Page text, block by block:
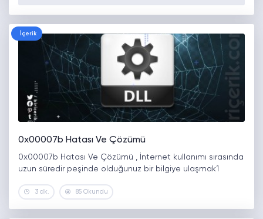
İçerik
0x00007b Hatası Ve Çözümü
0x00007b Hatası Ve Çözümü , İnternet kullanımı sırasında
uzun süredir peşinde olduğunuz bir bilgiye ulaşmak1
3 dk. 85 Okundu